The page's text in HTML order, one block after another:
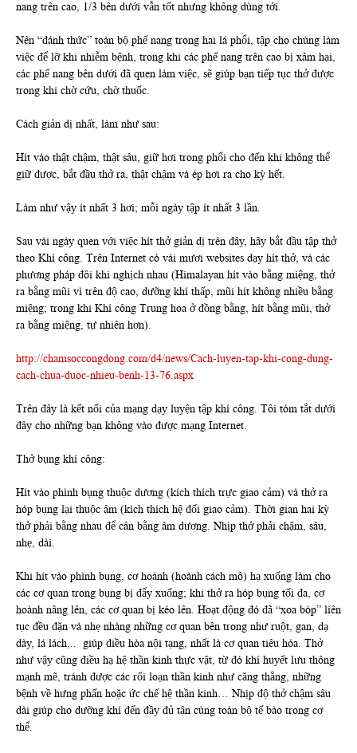
nang trên cao, 1/3 bên dưới vẫn tốt nhưng không dùng tới.
Nên “đánh thức” toàn bộ phế nang trong hai lá phổi, tập cho chúng làm
việc để lỡ khi nhiễm bệnh, trong khi các phế nang trên cao bị xâm hại,
các phế nang bên dưới đã quen làm việc, sẽ giúp bạn tiếp tục thở được
trong khi chờ cứu, chờ thuốc.
Cách giản dị nhất, làm như sau:
Hít vào thật chậm, thật sâu, giữ hơi trong phổi cho đến khi không thể
giữ được, bắt đầu thở ra, thật chậm và ép hơi ra cho kỳ hết.
Làm như vậy ít nhất 3 hơi; mỗi ngày tập ít nhất 3 lần.
Sau vài ngày quen với việc hít thở giản dị trên đây, hãy bắt đầu tập thở
theo Khí công. Trên Internet có vài mươi websites dạy hít thở, và các
phương pháp đôi khi nghịch nhau (Himalayan hít vào bằng miệng, thở
ra bằng mũi vì trên độ cao, dưỡng khí thấp, mũi hít không nhiều bằng
miệng; trong khi Khí công Trung hoa ở đồng bằng, hít bằng mũi, thở
ra bằng miệng, tự nhiên hơn).
http://chamsoccongdong.com/d4/news/Cach-luyen-tap-khi-cong-dung-
cach-chua-duoc-nhieu-benh-13-76.aspx
Trên đây là kết nối của mạng dạy luyện tập khí công. Tôi tóm tắt dưới
đây cho những bạn không vào được mạng Internet.
Thở bụng khí công:
Hít vào phình bụng thuộc dương (kích thích trực giao cảm) và thở ra
hóp bụng lại thuộc âm (kích thích hệ đối giao cảm). Thời gian hai kỳ
thở phải bằng nhau để cân bằng âm dương. Nhịp thở phải chậm, sâu,
nhẹ, dài.
Khi hít vào phình bụng, cơ hoành (hoành cách mô) hạ xuống làm cho
các cơ quan trong bụng bị đẩy xuống; khi thở ra hóp bụng tối đa, cơ
hoành nâng lên, các cơ quan bị kéo lên. Hoạt động đó đã “xoa bóp” liên
tục đều đặn và nhẹ nhàng những cơ quan bên trong như ruột, gan, dạ
dày, lá lách,.. giúp điều hòa nội tạng, nhất là cơ quan tiêu hóa. Thở
như vậy cũng điều hạ hệ thần kinh thực vật, từ đó khí huyết lưu thông
mạnh mẽ, tránh được các rối loạn thần kinh như căng thẳng, những
bệnh về hưng phấn hoặc ức chế hệ thần kinh… Nhịp độ thở chậm sâu
dài giúp cho dưỡng khí đến đầy đủ tận cùng toàn bộ tế bào trong cơ
thể.